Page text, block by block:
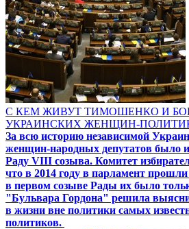
С КЕМ ЖИВУТ ТИМОШЕНКО И
УКРАИНСКИХ ЖЕНЩИН-
За всю историю независимой
женщин-народных депутатов было
Раду VIII созыва. Комитет
что в 2014 году в парламент
в первом созыве Рады их было
"Бульвара Гордона" решила
в жизни вне политики самых
политиков.